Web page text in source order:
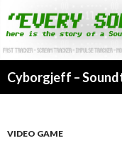
Cyborgjeff –
VIDEO GAME